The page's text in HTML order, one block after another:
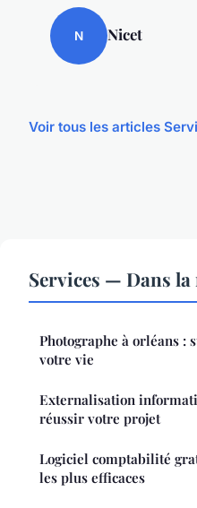
N Nicet
Voir tous les articles
Services — Dans
Photographe à orléans :
votre vie
Externalisation
réussir votre projet
Logiciel comptabilité
les plus efficaces